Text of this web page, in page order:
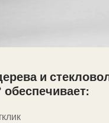
и
обеспечивает: